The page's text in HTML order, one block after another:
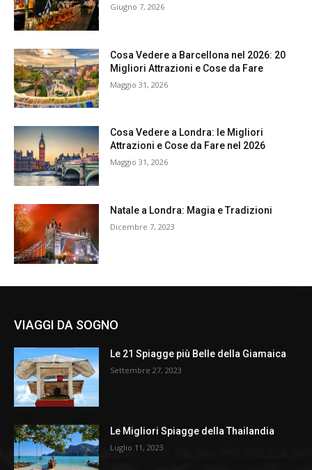
Giugno 7, 2026
Cosa Vedere a Barcellona nel 2026: 20
Migliori Attrazioni e Cose da Fare
Maggio 31, 2026
Cosa Vedere a Londra: le Migliori
Attrazioni e Cose da Fare nel 2026
Maggio 31, 2026
Natale a Londra: Magia e Tradizioni
Dicembre 7, 2023
VIAGGI DA SOGNO
Le 21 Spiagge più Belle della Giamaica
Settembre 27, 2023
Le Migliori Spiagge della Thailandia
Luglio 11, 2023